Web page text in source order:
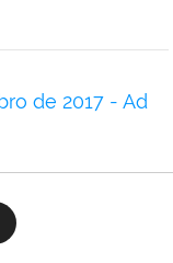
de 2017 - Ad